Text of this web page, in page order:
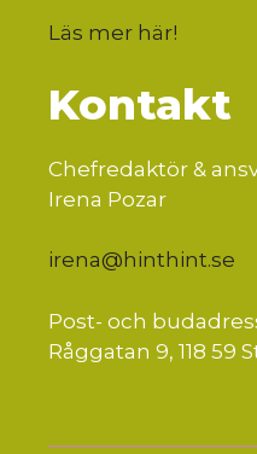
Läs mer här!
Kontakt
Chefredaktör &
Irena Pozar
irena@hinthint.se
Post- och
Råggatan 9, 118 59